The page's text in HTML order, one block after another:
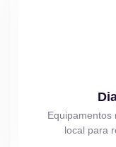
Equipamentos
local para